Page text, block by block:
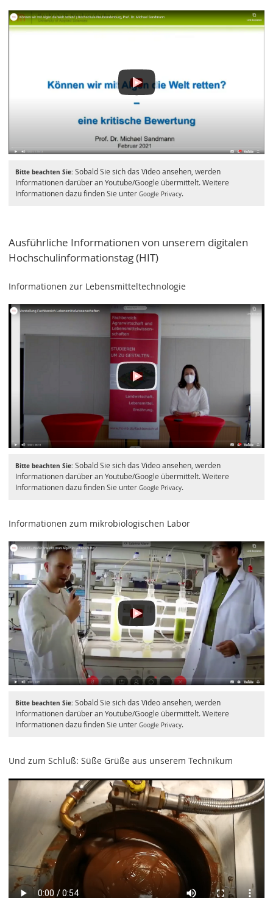
Bitte beachten Sie:Sobald Sie sich das Video ansehen, werden
Informationen darüber an Youtube/Google übermittelt. Weitere
Informationen dazu finden Sie unter Google Privacy.
Ausführliche Informationen von unserem digitalen
Hochschulinformationstag (HIT)
Informationen zur Lebensmitteltechnologie
Bitte beachten Sie:Sobald Sie sich das Video ansehen, werden
Informationen darüber an Youtube/Google übermittelt. Weitere
Informationen dazu finden Sie unter Google Privacy.
Informationen zum mikrobiologischen Labor
Bitte beachten Sie:Sobald Sie sich das Video ansehen, werden
Informationen darüber an Youtube/Google übermittelt. Weitere
Informationen dazu finden Sie unter Google Privacy.
Und zum Schluß: Süße Grüße aus unserem Technikum